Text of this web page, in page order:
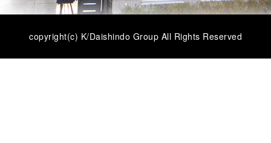
copyright(c) K/Daishindo Group All Rights Reserved